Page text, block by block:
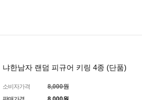
냐한남자 랜덤 피규어 키링 4종 (단품)
소비자가격
8,000원